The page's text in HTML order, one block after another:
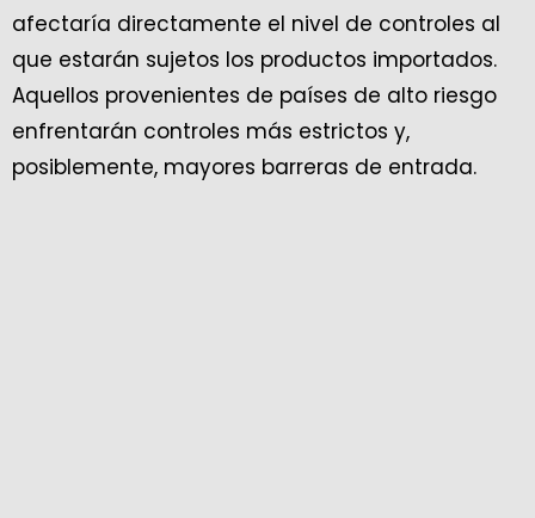
afectaría directamente el nivel de controles al
que estarán sujetos los productos importados.
Aquellos provenientes de países de alto riesgo
enfrentarán controles más estrictos y,
posiblemente, mayores barreras de entrada.